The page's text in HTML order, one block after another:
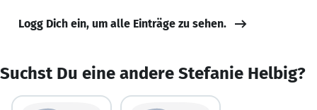
Logg Dich ein, um alle Einträge zu sehen.
Suchst Du eine andere Stefanie Helbig?